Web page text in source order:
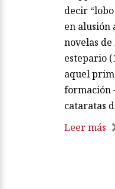
decir
en alusión
novelas
estepario
aquel
formación
cataratas
Leer más